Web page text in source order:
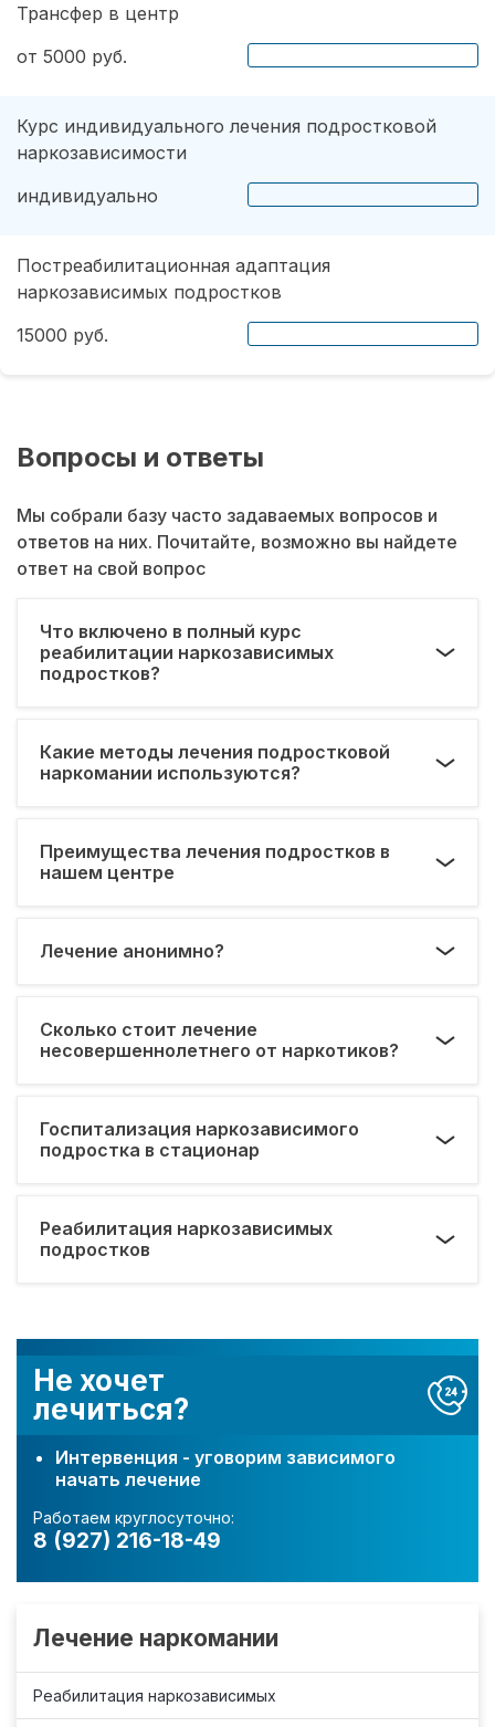
Не хочет
лечиться?
Интервенция - уговорим зависимого
начать лечение
Работаем круглосуточно:
8 (927) 216-18-49
Лечение наркомании
Реабилитация наркозависимых
Трансфер в центр
от 5000 руб.
Курс индивидуального лечения подростковой
наркозависимости
индивидуально
Постреабилитационная адаптация
наркозависимых подростков
15000 руб.
Вопросы и ответы
Мы собрали базу часто задаваемых вопросов и
ответов на них. Почитайте, возможно вы найдете
ответ на свой вопрос
Что включено в полный курс
реабилитации наркозависимых
подростков?
Какие методы лечения подростковой
наркомании используются?
Преимущества лечения подростков в
нашем центре
Лечение анонимно?
Сколько стоит лечение
несовершеннолетнего от наркотиков?
Госпитализация наркозависимого
подростка в стационар
Реабилитация наркозависимых
подростков